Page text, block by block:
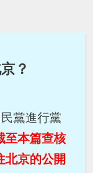
？
黨進行黨
至本篇查核
北京的公開